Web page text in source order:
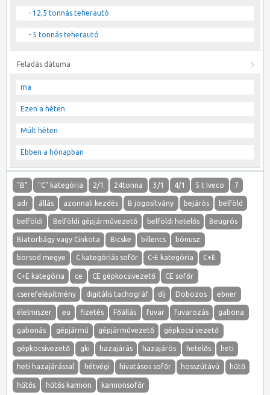
- 12,5 tonnás teherautó
- 5 tonnás teherautó
Feladás dátuma
ma
Ezen a héten
Múlt héten
Ebben a hónapban
"B" "C" kategória 2/1 24tonna 3/1 4/1 5 t Iveco 7
adr állás azonnali kezdés B jogosítvány bejárós belföld
belföldi Belföldi gépjárművezető belföldi hetelős Beugrós
Biatorbágy vagy Cinkota Bicske billencs bónusz
borsod megye C kategóriás sofőr C-E kategória C+E
C+E kategória ce CE gépkocsivezető CE sofőr
cserefelépítmény digitális tachográf díj Dobozos ebner
élelmiszer eu fizetés Főállás fuvar fuvarozás gabona
gabonás gépjármű gépjárművezető gépkocsi vezető
gépkocsivezető gki hazajárás hazajárós hetelős heti
heti hazajárással hétvégi hivatásos sofőr hosszútávú hűtő
hűtős hűtős kamion kamionsofőr